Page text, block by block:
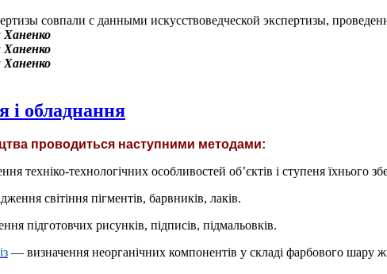
совпали с данными искусствоведческой экспертизы,
і обладнання
проводиться наступними методами:
техніко-технологічних особливостей об’єктів і ступеня їхнього
світіння пігментів, барвників, лаків.
підготовчих рисунків, підписів, підмальовків.
— визначення неорганічних компонентів у складі фарбового шару